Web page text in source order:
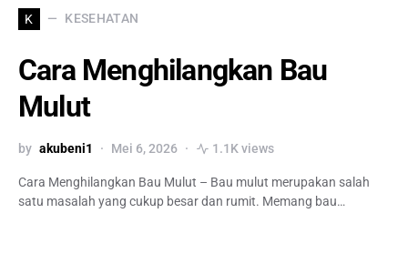
K KESEHATAN
Cara Menghilangkan Bau
Mulut
by akubeni1 Mei 6, 2026 1.1K views
Cara Menghilangkan Bau Mulut – Bau mulut merupakan salah
satu masalah yang cukup besar dan rumit. Memang bau…